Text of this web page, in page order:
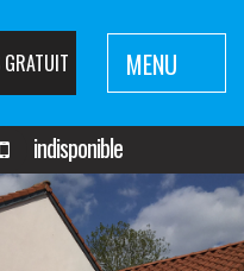
GRATUIT MENU
indisponible